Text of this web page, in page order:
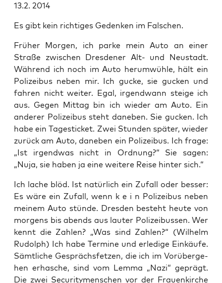
13.2. 2014
Es gibt kein rich­ti­ges Geden­ken im Falschen.
Frü­her Mor­gen, ich par­ke mein Auto an einer
Stra­ße zwi­schen Dres­de­ner Alt- und Neu­stadt.
Wäh­rend ich noch im Auto her­um­wüh­le, hält ein
Poli­zei­bus neben mir. Ich gucke, sie gucken und
fah­ren nicht wei­ter. Egal, irgend­wann stei­ge ich
aus. Gegen Mit­tag bin ich wie­der am Auto. Ein
ande­rer Poli­zei­bus steht dane­ben. Sie gucken. Ich
habe ein Tages­ti­cket. Zwei Stun­den spä­ter, wie­der
zurück am Auto, dane­ben ein Poli­zei­bus. Ich fra­ge:
„Ist irgend­was nicht in Ord­nung?“ Sie sagen:
„Nuja, sie haben ja eine wei­te­re Rei­se hin­ter sich.“
Ich lache blöd. Ist natür­lich ein Zufall oder bes­ser:
Es wäre ein Zufall, wenn k e i n Poli­zei­bus neben
mei­nem Auto stün­de. Dres­den besteht heu­te von
mor­gens bis abends aus lau­ter Poli­zei­bus­sen. Wer
kennt die Zah­len? „Was sind Zah­len?“ (Wil­helm
Rudolph) Ich habe Ter­mi­ne und erle­di­ge Ein­käu­fe.
Sämt­li­che Gesprächs­fet­zen, die ich im Vor­über­ge­
hen erha­sche, sind vom Lem­ma „Nazi“ geprägt.
Die zwei Secu­ri­ty­men­schen vor der Frau­en­kir­che